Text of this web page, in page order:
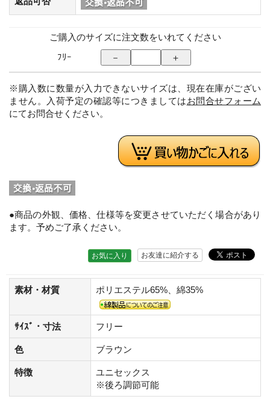
ご購入のサイズに注文数をいれてください
ﾌﾘｰ
※購入数に数量が入力できないサイズは、現在在庫がござい
ません。入荷予定の確認等につきましてはお問合せフォーム
にてお問合せください。
●商品の外観、価格、仕様等を変更させていただく場合があり
ます。予めご了承ください。
お友達に紹介する
お気に入り
素材・材質 ポリエステル65%、綿35%
ｻｲｽﾞ・寸法 フリー
色 ブラウン
特徴
ユニセックス
※後ろ調節可能